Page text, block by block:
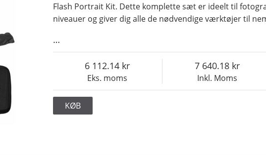
Flash Portrait Kit. Dette komplette sæt er ideelt til
niveauer og giver dig alle de nødvendige værktøjer til
…
Eks. moms
6 112.14
Inkl. Moms
7 640.18
KØB